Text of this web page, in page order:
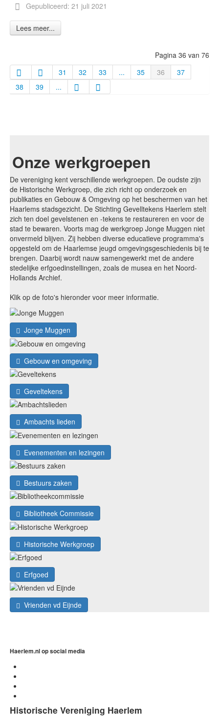
Gepubliceerd: 21 juli 2021
Lees meer...
Pagina 36 van 76
31
32 33 ... 35 36
37
38
39 ...
Onze werkgroepen
De vereniging kent verschillende werkgroepen. De oudste zijn
de Historische Werkgroep, die zich richt op onderzoek en
publikaties en Gebouw & Omgeving op het beschermen van het
Haarlems stadsgezicht. De Stichting Gevelltekens Haerlem stelt
zich ten doel gevelstenen en -tekens te restaureren en voor de
stad te bewaren. Voorts mag de werkgroep Jonge Muggen niet
onvermeld blijven. Zij hebben diverse educatieve programma's
opgesteld om de Haarlemse jeugd omgevingsgeschiedenis bij te
brengen. Daarbij wordt nauw samengewerkt met de andere
stedelijke erfgoedinstellingen, zoals de musea en het Noord-
Hollands Archief.
Klik op de foto's hieronder voor meer informatie.
Jonge Muggen
Gebouw en omgeving
Geveltekens
Ambachts lieden
Evenementen en lezingen
Bestuurs zaken
Bibliotheek Commissie
Historische Werkgroep
Erfgoed
Vrienden vd Eijnde
Haerlem.nl op social media
Historische Vereniging Haerlem